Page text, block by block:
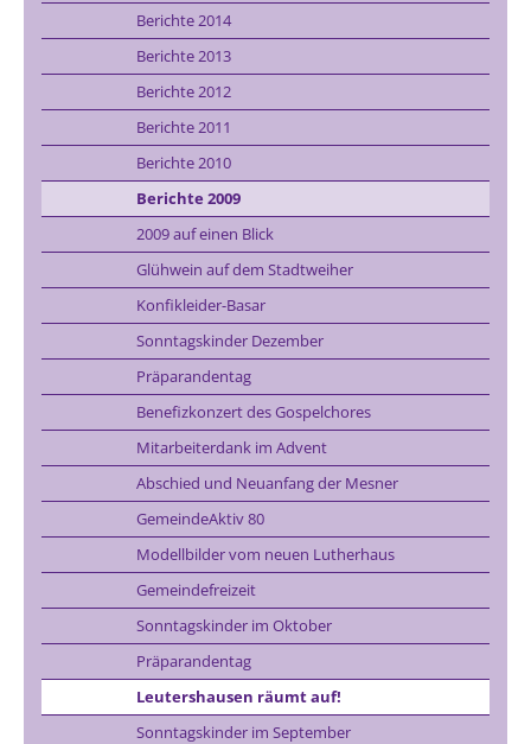
Berichte 2014
Berichte 2013
Berichte 2012
Berichte 2011
Berichte 2010
Berichte 2009
2009 auf einen Blick
Glühwein auf dem Stadtweiher
Konfikleider-Basar
Sonntagskinder Dezember
Präparandentag
Benefizkonzert des Gospelchores
Mitarbeiterdank im Advent
Abschied und Neuanfang der Mesner
GemeindeAktiv 80
Modellbilder vom neuen Lutherhaus
Gemeindefreizeit
Sonntagskinder im Oktober
Präparandentag
Leutershausen räumt auf!
Sonntagskinder im September